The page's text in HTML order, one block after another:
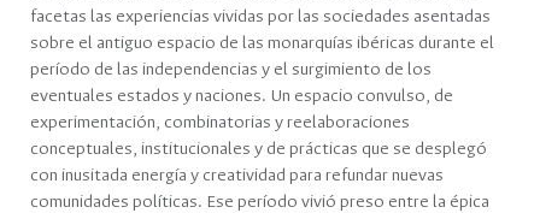
facetas las experiencias vividas por las sociedades asentadas
sobre el antiguo espacio de las monarquías ibéricas durante el
período de las independencias y el surgimiento de los
eventuales estados y naciones. Un espacio convulso, de
experimentación, combinatorias y reelaboraciones
conceptuales, institucionales y de prácticas que se desplegó
con inusitada energía y creatividad para refundar nuevas
comunidades políticas. Ese período vivió preso entre la épica